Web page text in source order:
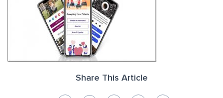
Share This Article